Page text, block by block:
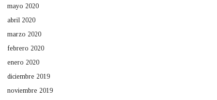
mayo 2020
abril 2020
marzo 2020
febrero 2020
enero 2020
diciembre 2019
noviembre 2019